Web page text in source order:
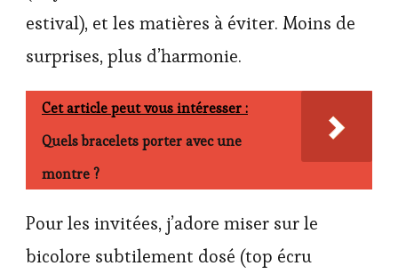
estival), et les matières à éviter. Moins de
surprises, plus d’harmonie.
Cet article peut vous intéresser :
Quels bracelets porter avec une
montre ?
Pour les invitées, j’adore miser sur le
bicolore subtilement dosé (top écru